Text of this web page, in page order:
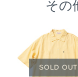
その
SOLD OUT